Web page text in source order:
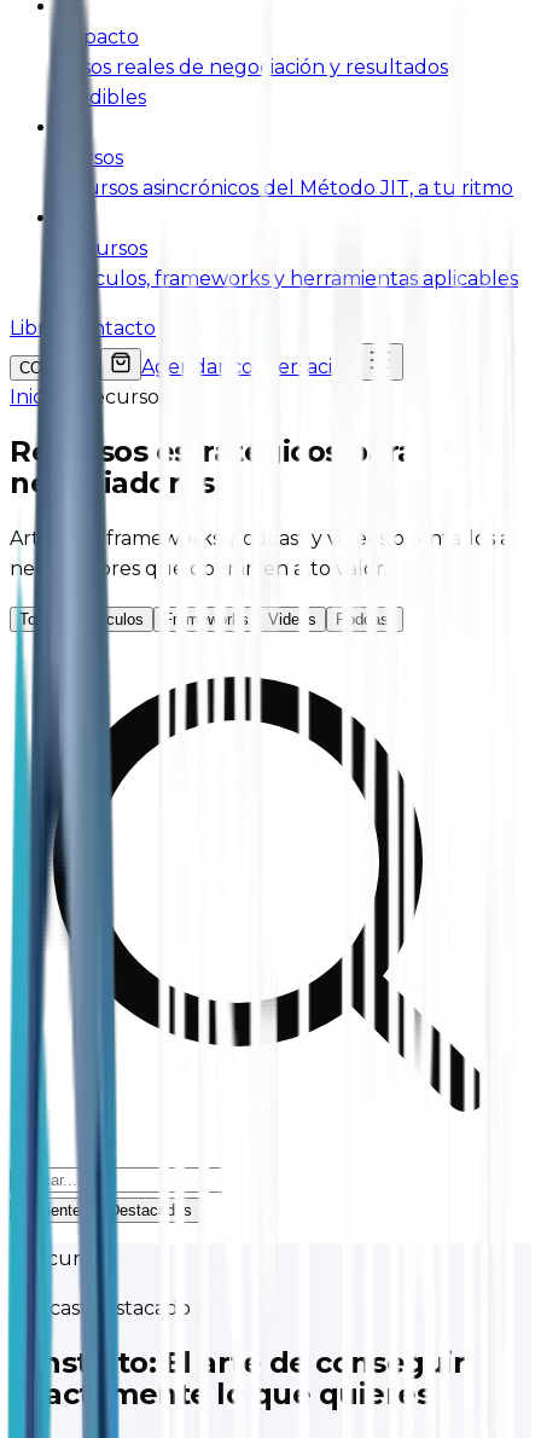
Impacto
Casos reales de negociación y resultados
medibles
Cursos
9 cursos asincrónicos del Método JIT, a tu ritmo
Recursos
Artículos, frameworks y herramientas aplicables
Libros Contacto
COP
Agendar conversación
Inicio
Recursos
Recursos estratégicos
para
negociadores
Artículos, frameworks, podcast y videos orientados a
negociadores que operan en alto valor.
Todos Artículos Frameworks Videos Podcast
Recientes Destacados
7 recursos
Podcast Destacado
Dinstinto: El arte de conseguir
exactamente lo que quieres